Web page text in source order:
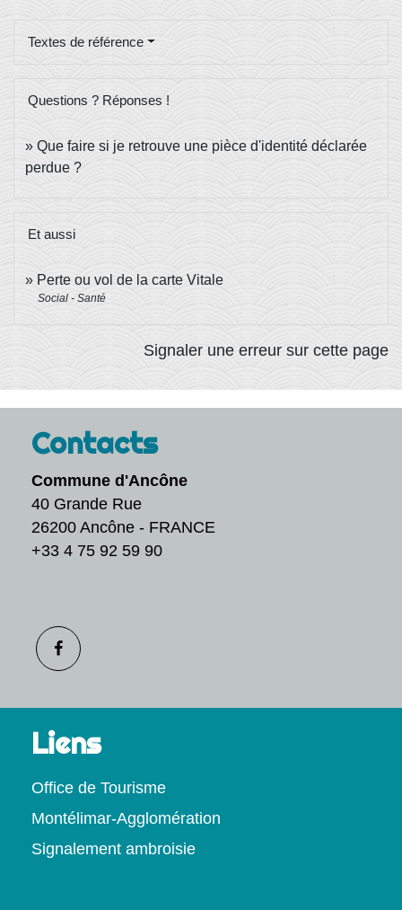
Textes de référence
Questions ? Réponses !
Que faire si je retrouve une pièce d'identité déclarée
perdue ?
Et aussi
Perte ou vol de la carte Vitale
Social - Santé
Signaler une erreur sur cette page
Contacts
Commune d'Ancône
40 Grande Rue
26200 Ancône - FRANCE
+33 4 75 92 59 90
Liens
Office de Tourisme
Montélimar-Agglomération
Signalement ambroisie